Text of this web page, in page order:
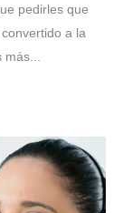
pedirles que
a la